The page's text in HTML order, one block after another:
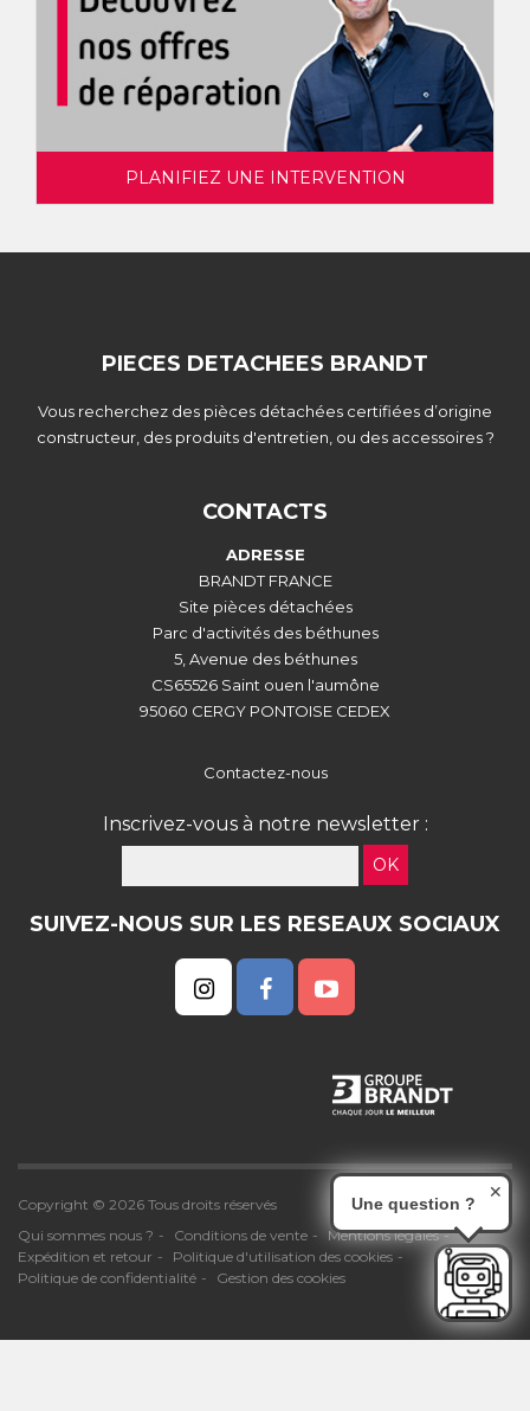
PLANIFIEZ UNE INTERVENTION
PIECES DETACHEES BRANDT
Vous recherchez des pièces détachées certifiées d’origine
constructeur, des produits d'entretien, ou des accessoires ?
CONTACTS
ADRESSE
BRANDT FRANCE
Site pièces détachées
Parc d'activités des béthunes
5, Avenue des béthunes
CS65526 Saint ouen l'aumône
95060 CERGY PONTOISE CEDEX
Contactez-nous
Inscrivez-vous à notre newsletter :
OK
SUIVEZ-NOUS SUR LES RESEAUX SOCIAUX
Copyright © 2026 Tous droits réservés
Qui sommes nous ?
Conditions de vente
Mentions légales
Expédition et retour
Politique d'utilisation des cookies
Politique de confidentialité
Gestion des cookies
Une question ?
✕